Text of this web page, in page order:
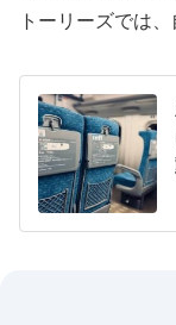
トーリーズでは